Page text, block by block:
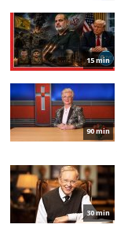
15 min
90 min
30 min